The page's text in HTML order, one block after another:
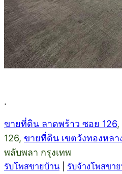
.
ขายที่ดิน ลาดพร้าว ซอย 126,
126, ขายที่ดิน เขตวังทองหลา
พลับพลา กรุงเทพ
รับโพสขายบ้าน
รับจ้างโพสขา